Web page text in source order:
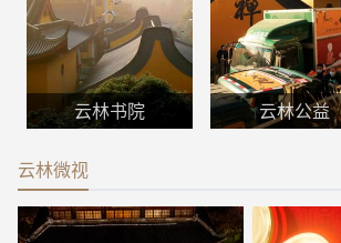
云林书院 云林公益
云林微视